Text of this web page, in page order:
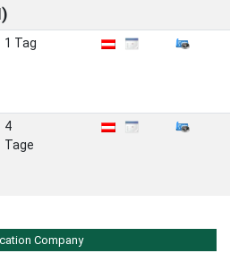
1 Tag
4
Tage
Company